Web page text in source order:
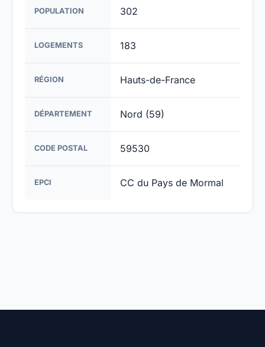
POPULATION 302
LOGEMENTS 183
RÉGION Hauts-de-France
DÉPARTEMENT Nord (59)
CODE POSTAL 59530
EPCI CC du Pays de Mormal